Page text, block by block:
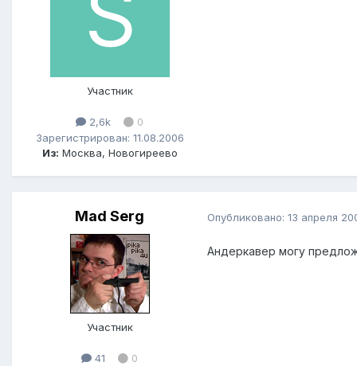
Участник
2,6k
0
Зарегистрирован: 11.08.2006
Из: Москва, Новогиреево
Mad Serg
Участник
41
0
Опубликовано: 13 апреля
Андеркавер могу